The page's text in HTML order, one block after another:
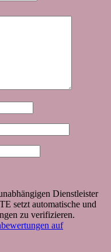
Warenkorb.
Dienstleister
setzt automatische und
zu verifizieren.
auf